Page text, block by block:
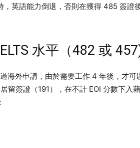
英語能力倒退，否則在獲得 485 簽證
水平（482 或
海外申請，由於需要工作 4 年後，才可
留簽證（191），在不計 EOI 分數下入